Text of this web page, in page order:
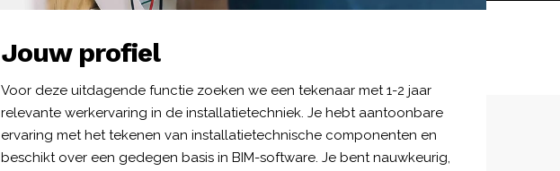
Jouw profiel
Voor deze uitdagende functie zoeken we een tekenaar met 1-2 jaar
relevante werkervaring in de installatietechniek. Je hebt aantoonbare
ervaring met het tekenen van installatietechnische componenten en
beschikt over een gedegen basis in BIM-software. Je bent nauwkeurig,